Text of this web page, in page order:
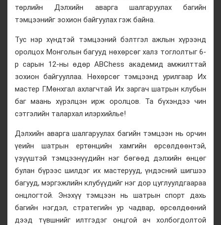
төрлийн Дэлхийн аварга шалгаруулах багийн
тэмцээнийг зохион байгуулах гэж байна.
Тус нэр хүндтэй тэмцээний бэлтгэл ажлын хүрээнд
оролцох Монголын багууд нөхөрсөг халз тоглолтыг 6-
р сарын 12-ны өдөр ABChess академид амжилттай
зохион байгууллаа. Нөхөрсөг тэмцээнд урилгаар Их
мастер Г.Мөнхгал ахлагчтай Их заргач шатрын клубын
баг маань хүрэлцэн ирж оролцов. Та бүхэндээ чин
сэтгэлийн талархал илэрхийлье!
Дэлхийн аварга шалгаруулах багийн тэмцээн нь орчин
үеийн шатрын ертөнцийн хамгийн өрсөлдөөнтэй,
үзүүштэй тэмцээнүүдийн нэг бөгөөд дэлхийн өнцөг
булан бүрээс шилдэг их мастерууд, үндэсний шигшээ
багууд, мэргэжлийн клубүүдийг нэг дор цуглуулдгаараа
онцлогтой. Энэхүү тэмцээн нь шатрын спорт дахь
багийн нэгдэл, стратегийн ур чадвар, өрсөлдөөний
дээд түвшнийг илтгэдэг онцгой ач холбогдолтой